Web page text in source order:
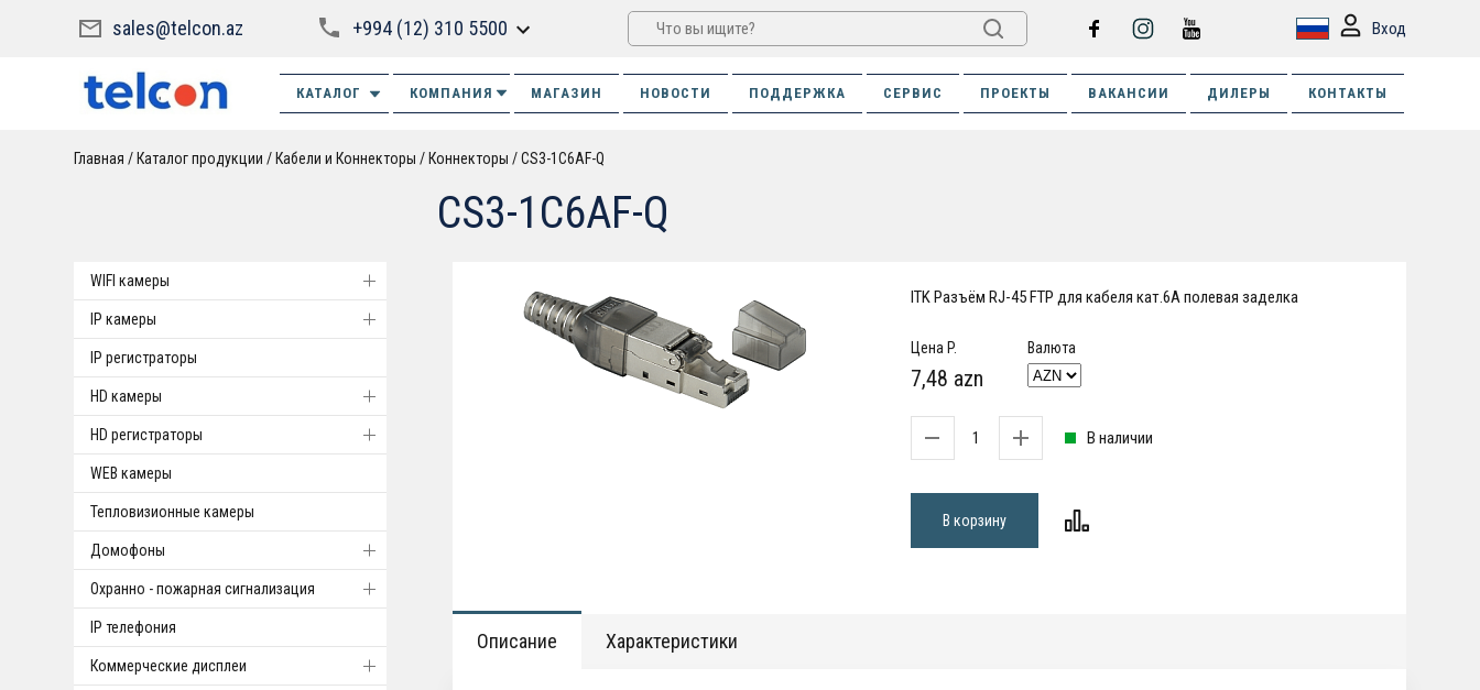
sales@telcon.az +994 (12) 310 5500 Вход
КАТАЛОГ КОМПАНИЯ МАГАЗИН НОВОСТИ ПОДДЕРЖКА СЕРВИС ПРОЕКТЫ ВАКАНСИИ ДИЛЕРЫ КОНТАКТЫ
Главная Каталог продукции Кабели и Коннекторы Коннекторы CS3-1C6AF-Q
CS3-1C6AF-Q
WIFI камеры
IP камеры
IP регистраторы
HD камеры
HD регистраторы
WEB камеры
Тепловизионные камеры
Домофоны
Охранно - пожарная сигнализация
IP телефония
Коммерческие дисплеи
Цена P.
7,48 azn
Валюта
В наличии
В корзину
ITK Разъём RJ-45 FTP для кабеля кат.6A полевая заделка
Описание Характеристики